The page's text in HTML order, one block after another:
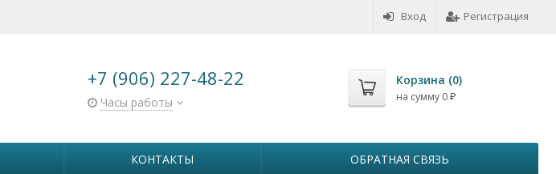
Вход Регистрация
+7 (906) 227-48-22
Часы работы
Корзина (0)
на сумму 0 ₽
КОНТАКТЫ ОБРАТНАЯ СВЯЗЬ